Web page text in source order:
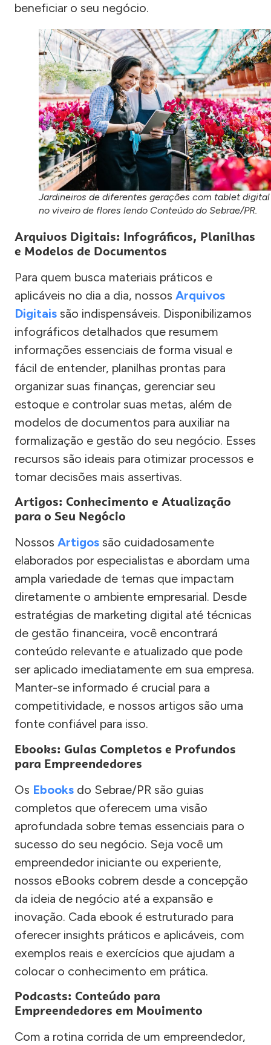
beneficiar o seu negócio.
Jardineiros de diferentes gerações com tablet digital
no viveiro de flores lendo Conteúdo do Sebrae/PR.
Arquivos Digitais: Infográficos, Planilhas
e Modelos de Documentos
Para quem busca materiais práticos e
aplicáveis no dia a dia, nossos Arquivos
Digitais são indispensáveis. Disponibilizamos
infográficos detalhados que resumem
informações essenciais de forma visual e
fácil de entender, planilhas prontas para
organizar suas finanças, gerenciar seu
estoque e controlar suas metas, além de
modelos de documentos para auxiliar na
formalização e gestão do seu negócio. Esses
recursos são ideais para otimizar processos e
tomar decisões mais assertivas.
Artigos: Conhecimento e Atualização
para o Seu Negócio
Nossos Artigos são cuidadosamente
elaborados por especialistas e abordam uma
ampla variedade de temas que impactam
diretamente o ambiente empresarial. Desde
estratégias de marketing digital até técnicas
de gestão financeira, você encontrará
conteúdo relevante e atualizado que pode
ser aplicado imediatamente em sua empresa.
Manter-se informado é crucial para a
competitividade, e nossos artigos são uma
fonte confiável para isso.
Ebooks: Guias Completos e Profundos
para Empreendedores
Os Ebooks do Sebrae/PR são guias
completos que oferecem uma visão
aprofundada sobre temas essenciais para o
sucesso do seu negócio. Seja você um
empreendedor iniciante ou experiente,
nossos eBooks cobrem desde a concepção
da ideia de negócio até a expansão e
inovação. Cada ebook é estruturado para
oferecer insights práticos e aplicáveis, com
exemplos reais e exercícios que ajudam a
colocar o conhecimento em prática.
Podcasts: Conteúdo para
Empreendedores em Movimento
Com a rotina corrida de um empreendedor,